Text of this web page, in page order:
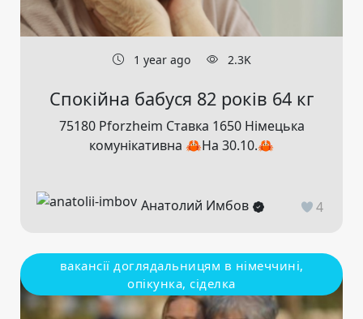
1 year ago 2.3K
Спокійна бабуся 82 років 64 кг
75180 Pforzheim Ставка 1650 Німецька
комунікативна 🦀На 30.10.🦀
Анатолий Имбов 4
вакансії доглядальницям в німеччині,
опікунка, сіделка